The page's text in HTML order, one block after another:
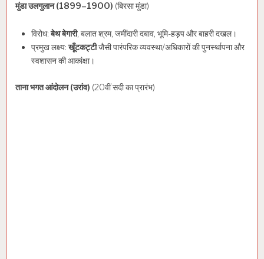
मुंडा उलगुलान (1899–1900) (बिरसा मुंडा)
विरोध:बेथ बेगारी, बलात श्रम, जमींदारी दबाव, भूमि-हड़प और बाहरी दखल।
प्रमुख लक्ष्य:खूँटकट्टीजैसी पारंपरिक व्यवस्था/अधिकारों की पुनर्स्थापना और
स्वशासन की आकांक्षा।
ताना भगत आंदोलन (उरांव) (20वीं सदी का प्रारंभ)